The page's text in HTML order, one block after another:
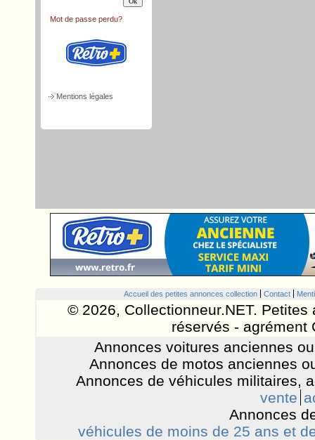
Mot de passe perdu?
Mentions légales
Accueil des petites annonces collection Contact
© 2026, Collectionneur.NET.
réservés - agrément
Annonces voitures anciennes
Annonces de motos anciennes
Annonces de véhicules militaires,
vente
Annonces
véhicules de moins de 25 ans et